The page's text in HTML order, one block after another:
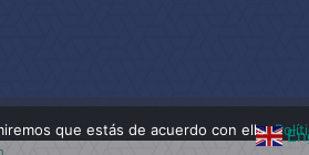
que estás de acuerdo con ello.